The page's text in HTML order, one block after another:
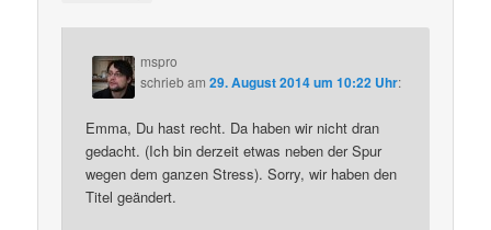
mspro
schriebam29. August 2014 um 10:22 Uhr:
Emma, Du hast recht. Da haben wir nicht dran
gedacht. (Ich bin derzeit etwas neben der Spur
wegen dem ganzen Stress). Sorry, wir haben den
Titel geändert.